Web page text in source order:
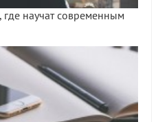
научат современным